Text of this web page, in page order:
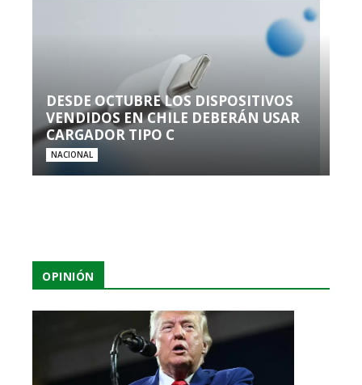
DESDE OCTUBRE LOS DISPOSITIVOS
VENDIDOS EN CHILE DEBERÁN USAR
CARGADOR TIPO C
NACIONAL
OPINIÓN